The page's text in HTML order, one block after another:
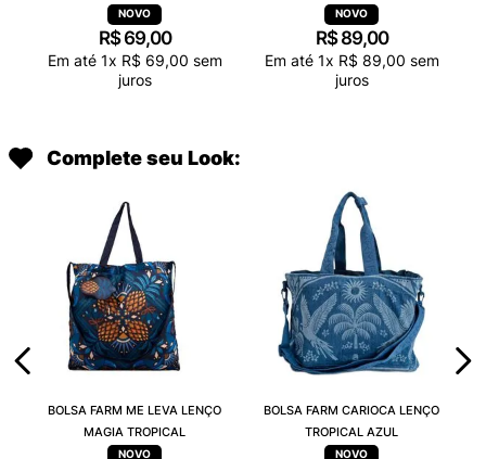
R$ 69,00
Em até 1x R$ 69,00 sem
juros
R$ 89,00
Em até 1x R$ 89,00 sem
juros
Complete seu Look:
BOLSA FARM ME LEVA LENÇO
MAGIA TROPICAL
BOLSA FARM CARIOCA LENÇO
TROPICAL AZUL